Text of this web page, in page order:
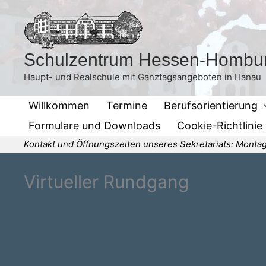
Inhalt
springen
Schulzentrum Hessen-
Haupt- und Realschule mit Ganztagsangeboten in Hanau
Willkommen Termine Berufsorientierung
Formulare und Downloads
Cookie-Richtlinie
Kontakt und Öffnungszeiten unseres Sekretariats:
Virtueller Rundgang